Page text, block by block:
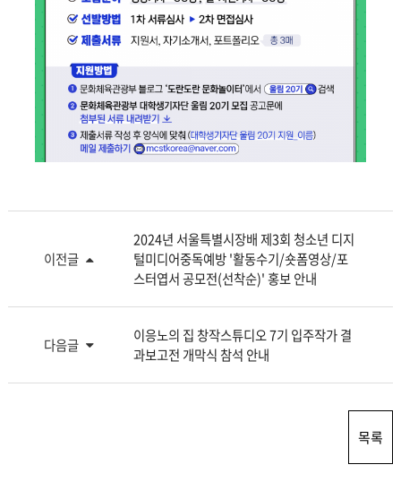
이전글
2024년 서울특별시장배 제3회 청소년 디지
털미디어중독예방 '활동수기/숏폼영상/포
스터엽서 공모전(선착순)' 홍보 안내
다음글
이응노의 집 창작스튜디오 7기 입주작가 결
과보고전 개막식 참석 안내
목록